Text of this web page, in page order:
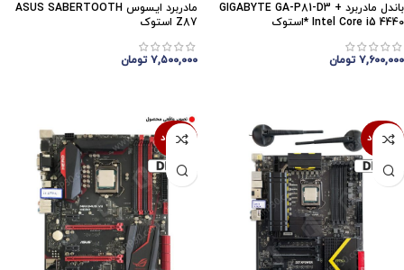
باندل مادربرد GIGABYTE GA-P81-D3 +
Intel Core i5 4440 *استوک
۷,۶۰۰,۰۰۰ تومان
مادربرد ایسوس ASUS SABERTOOTH
Z87 استوک
۷,۵۰۰,۰۰۰ تومان
ناموجود ناموجود